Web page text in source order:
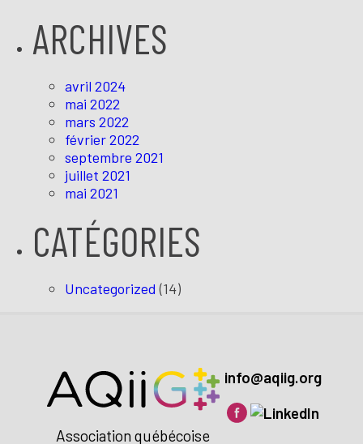
ARCHIVES
avril 2024
mai 2022
mars 2022
février 2022
septembre 2021
juillet 2021
mai 2021
CATÉGORIES
Uncategorized (14)
Association québécoise
info@aqiig.org